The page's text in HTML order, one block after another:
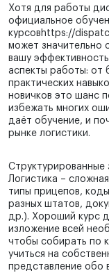
Хотя для работы
официальное
курсовhttps://
может значительно
вашу
аспекты работы: от
практических
новичков это шанс
избежать многих
даёт обучение, и
рынке логистики.
Структурированные
Логистика –
типы прицепов,
разных штатов,
др.). Хороший курс
изложение всей
чтобы собирать по
учиться на
представление обо